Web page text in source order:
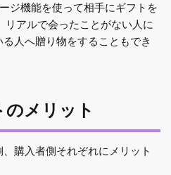
ジ機能を使って相手にギフトを
リアルで会ったことがない人に
人へ贈り物をすることもでき
メリット
購入者側それぞれにメリット